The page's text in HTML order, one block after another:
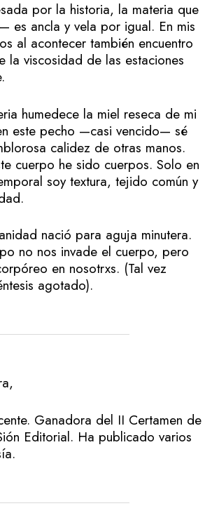
por la historia, la materia que
es ancla y vela por igual. En mis
al acontecer también encuentro
la viscosidad de las estaciones
humedece la miel reseca de mi
este pecho —casi vencido— sé
calidez de otras manos.
cuerpo he sido cuerpos. Solo en
soy textura, tejido común y
nació para aguja minutera.
no nos invade el cuerpo, pero
en nosotrxs. (Tal vez
agotado).
Ganadora del II Certamen de
Editorial. Ha publicado varios